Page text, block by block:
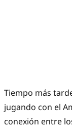
Tiempo más
jugando con el
conexión entre